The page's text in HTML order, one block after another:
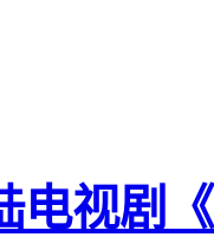
电视剧